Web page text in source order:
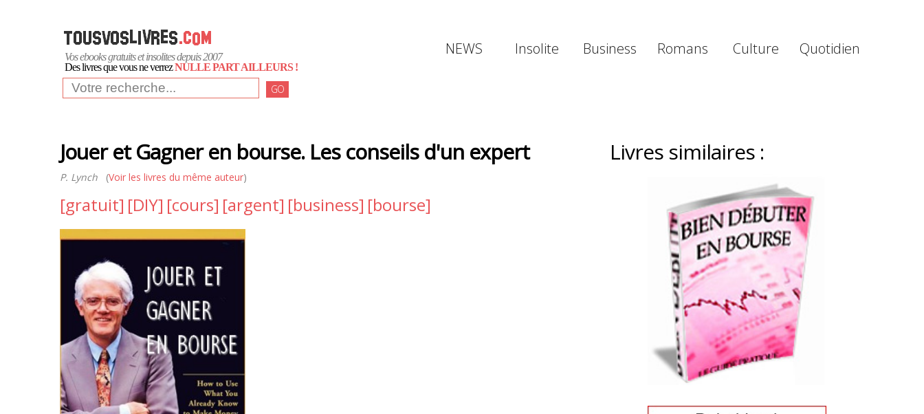
Vos ebooks gratuits et insolites depuis 2007
Des livres que vous ne verrezNULLE PART AILLEURS !
GO
NEWS Insolite Business Romans Culture Quotidien
Jouer et Gagner en bourse. Les conseils d'un expert
P. Lynch (Voir les livres du même auteur)
[gratuit] [DIY] [cours] [argent] [business] [bourse]
Livres similaires :